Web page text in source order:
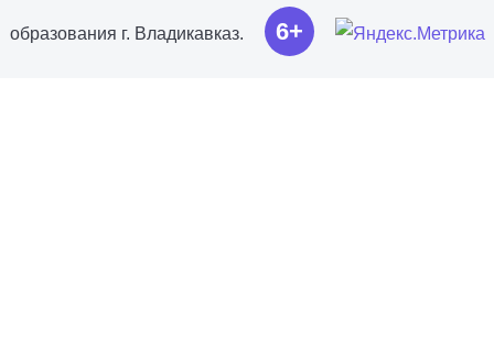
образования г. Владикавказ. 6+